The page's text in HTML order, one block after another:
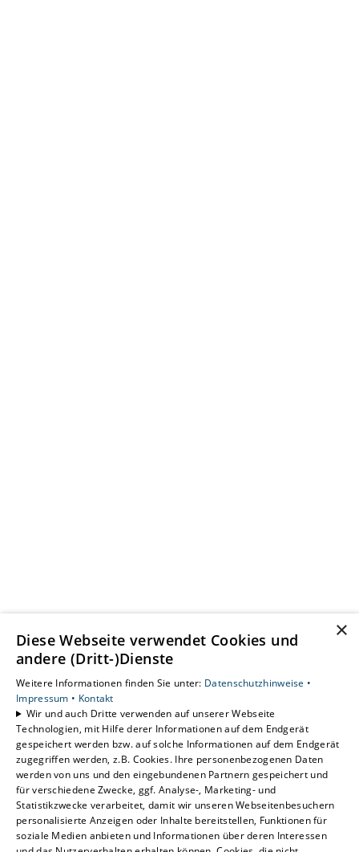
×
Diese Webseite verwendet Cookies und
andere (Dritt-)Dienste
Weitere Informationen finden Sie unter: Datenschutzhinweise •
Impressum • Kontakt
Wir und auch Dritte verwenden auf unserer Webseite
Technologien, mit Hilfe derer Informationen auf dem Endgerät
gespeichert werden bzw. auf solche Informationen auf dem Endgerät
zugegriffen werden, z.B. Cookies. Ihre personenbezogenen Daten
werden von uns und den eingebundenen Partnern gespeichert und
für verschiedene Zwecke, ggf. Analyse-, Marketing- und
Statistikzwecke verarbeitet, damit wir unseren Webseitenbesuchern
personalisierte Anzeigen oder Inhalte bereitstellen, Funktionen für
soziale Medien anbieten und Informationen über deren Interessen